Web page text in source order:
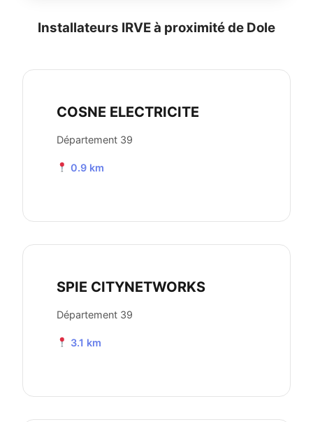
Installateurs IRVE à proximité de Dole
COSNE ELECTRICITE
Département 39
0.9 km
SPIE CITYNETWORKS
Département 39
3.1 km